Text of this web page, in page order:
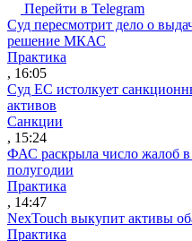
Перейти в Telegram
Суд пересмотрит дело о
решение МКАС
Практика
, 16:05
Суд ЕС истолкует
активов
Санкции
, 15:24
ФАС раскрыла число жалоб в
полугодии
Практика
, 14:47
NexTouch выкупит активы
Практика